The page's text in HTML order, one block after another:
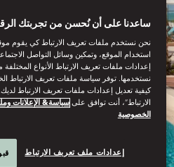
ساعدنا على أن نُحسن من تجربتك
نحن نستخدم ملفات تعريف الارتباط كي يقوم
استخدام الموقع، وتمكين وسائل التواصل
إعدادات ملفات تعريف الارتباط الأنواع
نستخدمها. توفر سياسة ملفات تعريف الارتباط
كيفية تعديل إعدادات ملفات تعريف الارتباط
الارتباط”، أنت توافق علىسياسة& الإعلانات
الخصوصية
إعدادات ملف تعريف الارتباط